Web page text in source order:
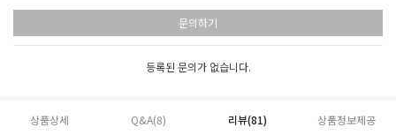
문의하기
등록된 문의가 없습니다.
상품상세 Q&A(8) 리뷰(81) 상품정보제공